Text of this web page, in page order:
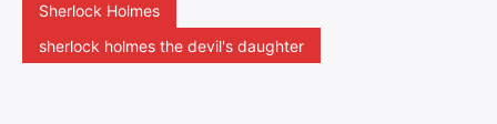
Sherlock Holmes
sherlock holmes the devil's daughter